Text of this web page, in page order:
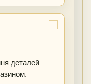
деталей